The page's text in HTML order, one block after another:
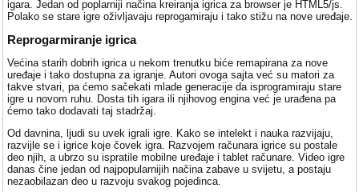
igara. Jedan od poplarniji načina kreiranja igrica za browser je HTML5/js.
Polako se stare igre oživljavaju reprogamiraju i tako stižu na nove uređaje.
Reprogarmiranje igrica
Većina starih dobrih igrica u nekom trenutku biće remapirana za nove
uređaje i tako dostupna za igranje. Autori ovoga sajta već su matori za
takve stvari, pa ćemo sačekati mlade generacije da isprogramiraju stare
igre u novom ruhu. Dosta tih igara ili njihovog engina već je urađena pa
ćemo tako dodavati taj stadržaj.
Od davnina, ljudi su uvek igrali igre. Kako se intelekt i nauka razvijaju,
razvijle se i igrice koje čovek igra. Razvojem računara igrice su postale
deo njih, a ubrzo su ispratile mobilne uređaje i tablet računare. Video igre
danas čine jedan od najpopularnijih načina zabave u svijetu, a postaju
nezaobilazan deo u razvoju svakog pojedinca.